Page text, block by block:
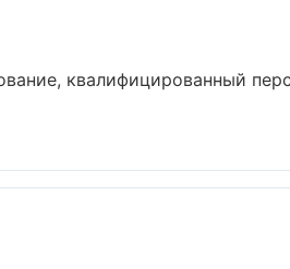
квалифицированный